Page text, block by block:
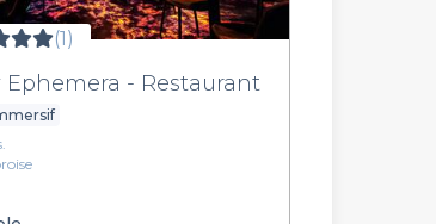
(1)
Ephemera - Restaurant